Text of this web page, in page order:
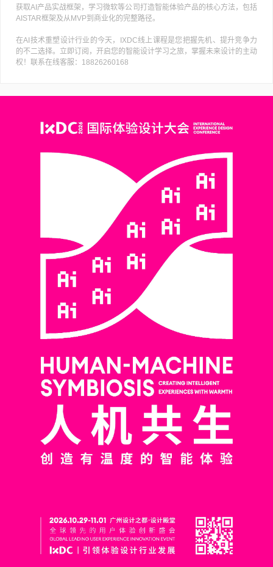
获取AI产品实战框架，学习微软等公司打造智能体验产品的核心方法，包括
AISTAR框架及从MVP到商业化的完整路径。
在AI技术重塑设计行业的今天，IXDC线上课程是您把握先机、提升竞争力
的不二选择。立即订阅，开启您的智能设计学习之旅，掌握未来设计的主动
权！联系在线客服：18826260168